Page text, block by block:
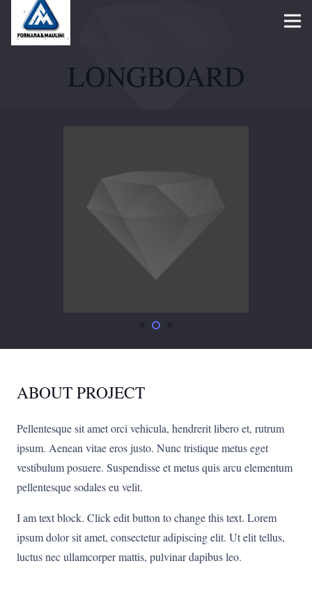
LONGBOARD
ABOUT PROJECT
Pellentesque sit amet orci vehicula, hendrerit libero et, rutrum
ipsum. Aenean vitae eros justo. Nunc tristique metus eget
vestibulum posuere. Suspendisse et metus quis arcu elementum
pellentesque sodales eu velit.
I am text block. Click edit button to change this text. Lorem
ipsum dolor sit amet, consectetur adipiscing elit. Ut elit tellus,
luctus nec ullamcorper mattis, pulvinar dapibus leo.